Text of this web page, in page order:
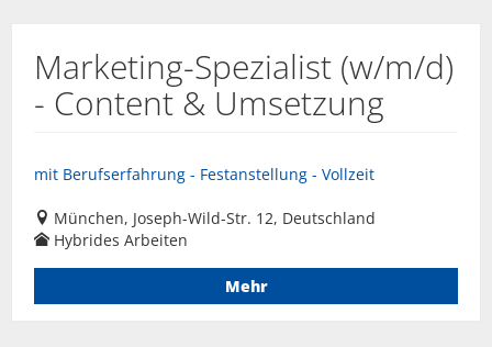
Marketing-Spezialist (w/m/d)
- Content & Umsetzung
mit Berufserfahrung - Festanstellung - Vollzeit
München, Joseph-Wild-Str. 12, Deutschland
Hybrides Arbeiten
Mehr